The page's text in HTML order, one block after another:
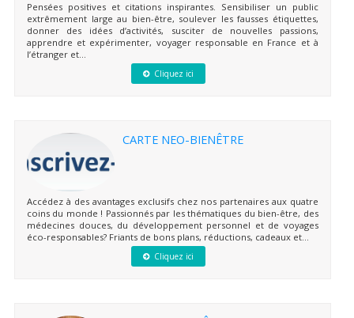
Pensées positives et citations inspirantes. Sensibiliser un public
extrêmement large au bien-être, soulever les fausses étiquettes,
donner des idées d’activités, susciter de nouvelles passions,
apprendre et expérimenter, voyager responsable en France et à
l’étranger et...
Cliquez ici
CARTE NEO-BIENÊTRE
Accédez à des avantages exclusifs chez nos partenaires aux quatre
coins du monde ! Passionnés par les thématiques du bien-être, des
médecines douces, du développement personnel et de voyages
éco-responsables? Friants de bons plans, réductions, cadeaux et...
Cliquez ici